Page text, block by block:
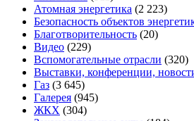
Атомная энергетика (2 223)
Безопасность объектов
Благотворительность (20)
Видео (229)
Вспомогательные отрасли (320)
Выставки, конференции,
Газ (3 645)
Галерея (945)
ЖКХ (304)